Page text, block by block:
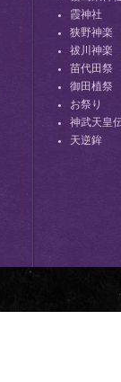
霞神社
狭野神楽
祓川神楽
苗代田祭
御田植祭
お祭り
神武天皇
天逆鉾